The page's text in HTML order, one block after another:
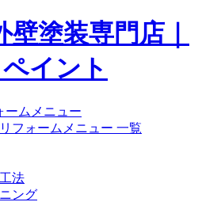
ームメニュー
フォームメニュー 一覧
法
ング